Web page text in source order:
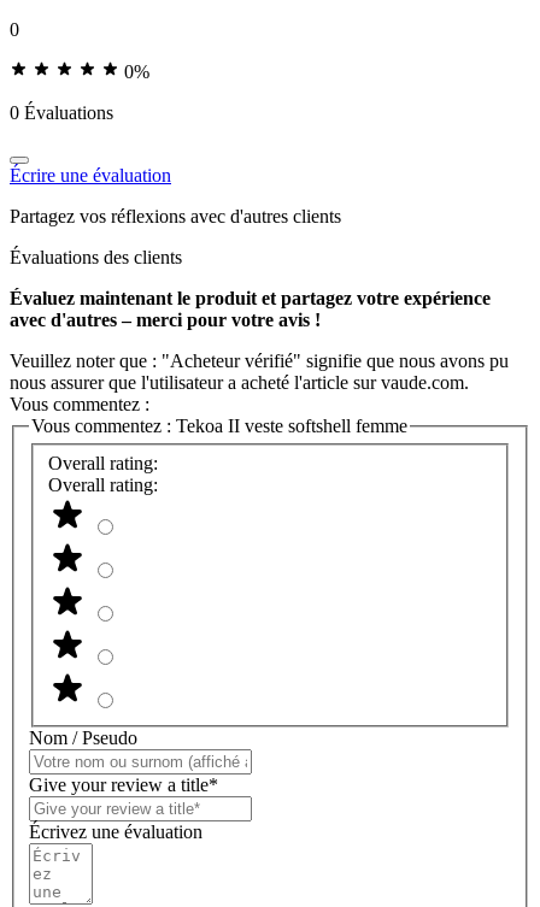
0
0%
0 Évaluations
Écrire une évaluation
Partagez vos réflexions avec d'autres clients
Évaluations des clients
Évaluez maintenant le produit et partagez votre expérience
avec d'autres – merci pour votre avis !
Veuillez noter que : "Acheteur vérifié" signifie que nous avons pu
nous assurer que l'utilisateur a acheté l'article sur vaude.com.
Vous commentez :
Vous commentez : Tekoa II veste softshell femme
Overall rating:
Overall rating:
Nom / Pseudo
Give your review a title*
Écrivez une évaluation